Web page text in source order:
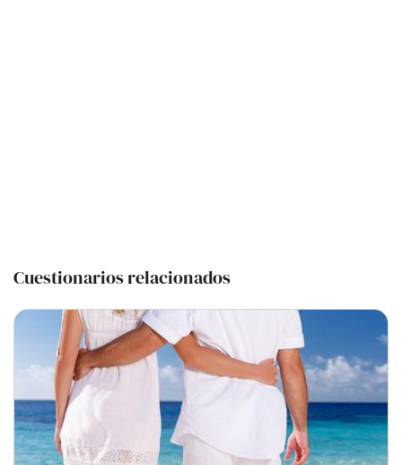
Cuestionarios relacionados